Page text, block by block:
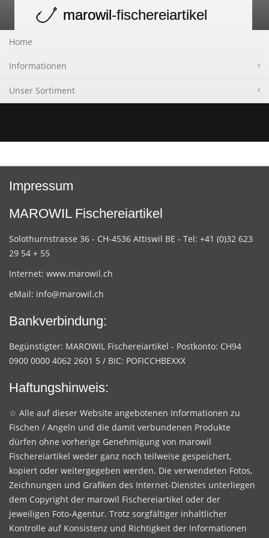
navigation
marowil-fischereiartikel
Home
Informationen
Unser Sortiment
Impressum
MAROWIL Fischereiartikel
Solothurnstrasse 36 - CH-4536 Attiswil BE - Tel: +41 (0)32 623
29 54 + 55
Internet: www.marowil.ch
eMail: info@marowil.ch
Bankverbindung:
Begünstigter: MAROWIL Fischereiartikel - Postkonto: CH94
0900 0000 4062 2601 5 / BIC: POFICCHBEXXX
Haftungshinweis:
☆ Alle auf dieser Website angebotenen Informationen zu
Fischen / Angeln und die damit verbundenen Produkte
dürfen ohne vorherige Genehmigung von marowil
Fischereiartikel weder ganz noch teilweise gespeichert,
kopiert oder weitergegeben werden. Die verwendeten Fotos,
Zeichnungen und Grafiken des Internet-Dienstes unterliegen
dem Copyright der marowil Fischereiartikel oder der
jeweiligen Foto-Agentur. Trotz sorgfältiger inhaltlicher
Kontrolle auf Konsistenz und Richtigkeit der Informationen